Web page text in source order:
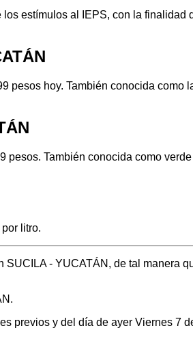
estímulos al IEPS, con la
pesos hoy. También conocida
También conocida como
litro.
- YUCATÁN, de tal manera
previos y del día de ayer Viernes 7